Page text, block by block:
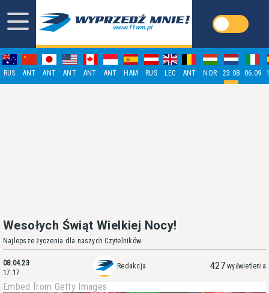
RUS ANT ANT ANT ANT ANT HAM RUS LEC ANT NOR 23.08 06.09
Wesołych Świąt Wielkiej Nocy!
Najlepsze życzenia dla naszych Czytelników.
08.04.23
17:17
Redakcja 427 wyświetlenia
Embed from Getty Images